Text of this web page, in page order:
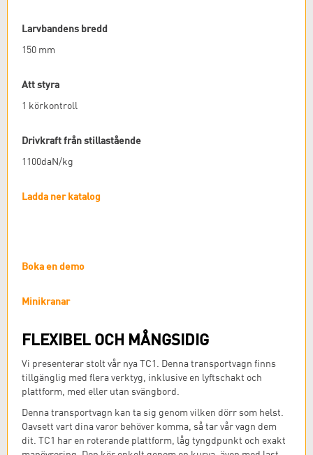
Larvbandens bredd
150 mm
Att styra
1 körkontroll
Drivkraft från stillastående
1100daN/kg
Ladda ner katalog
Boka en demo
Minikranar
FLEXIBEL OCH MÅNGSIDIG
Vi presenterar stolt vår nya TC1. Denna transportvagn finns
tillgänglig med flera verktyg, inklusive en lyftschakt och
plattform, med eller utan svängbord.
Denna transportvagn kan ta sig genom vilken dörr som helst.
Oavsett vart dina varor behöver komma, så tar vår vagn dem
dit. TC1 har en roterande plattform, låg tyngdpunkt och exakt